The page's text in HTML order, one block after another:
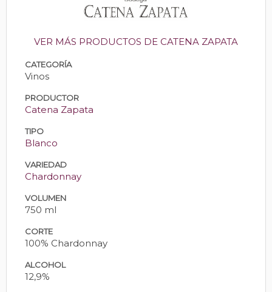
VER MÁS PRODUCTOS DE CATENA ZAPATA
CATEGORÍA
Vinos
PRODUCTOR
Catena Zapata
TIPO
Blanco
VARIEDAD
Chardonnay
VOLUMEN
750 ml
CORTE
100% Chardonnay
ALCOHOL
12,9%